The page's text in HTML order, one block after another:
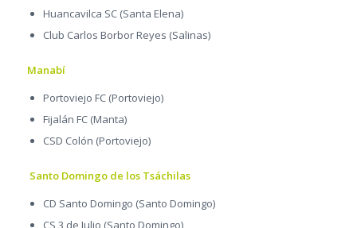
Huancavilca SC (Santa Elena)
Club Carlos Borbor Reyes (Salinas)
Manabí
Portoviejo FC (Portoviejo)
Fijalán FC (Manta)
CSD Colón (Portoviejo)
Santo Domingo de los Tsáchilas
CD Santo Domingo (Santo Domingo)
CS 3 de Julio (Santo Domingo)